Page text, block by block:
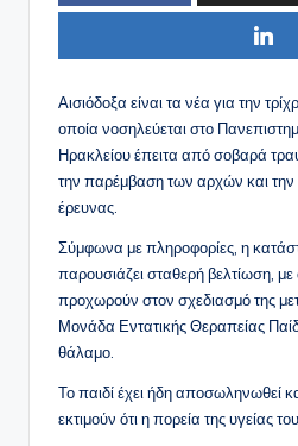
Αισιόδοξα είναι τα νέα για την
οποία νοσηλεύεται στο
Ηρακλείου έπειτα από σοβαρά
την παρέμβαση των αρχών και την
έρευνας.
Σύμφωνα με πληροφορίες, η
παρουσιάζει σταθερή βελτίωση, με
προχωρούν στον σχεδιασμό της
Μονάδα Εντατικής Θεραπείας
θάλαμο.
Το παιδί έχει ήδη αποσωληνωθεί
εκτιμούν ότι η πορεία της υγείας